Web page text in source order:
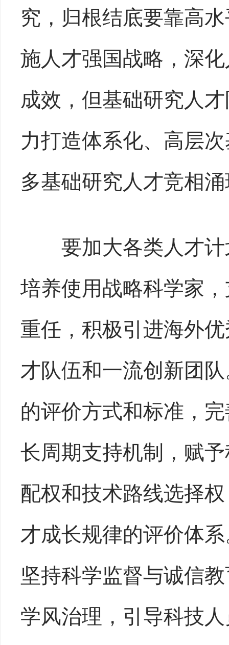
究，归根结底要靠高
施人才强国战略，深
成效，但基础研究人
力打造体系化、高层
多基础研究人才竞相
要加大各类人才计
培养使用战略科学家
重任，积极引进海外
才队伍和一流创新团队
的评价方式和标准，
长周期支持机制，赋
配权和技术路线选择
才成长规律的评价体
坚持科学监督与诚信
学风治理，引导科技